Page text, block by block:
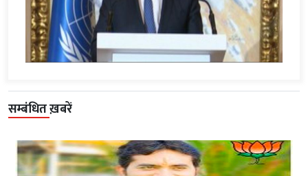
सम्बंधित ख़बरें